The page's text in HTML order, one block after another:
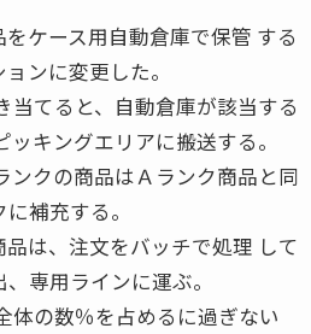
ケース用自動倉庫で保管 する
ンに変更した。
当てると、自動倉庫が該当する
キングエリアに搬送する。
ンクの商品はＡランク商品と同
補充する。
は、注文をバッチで処理 して
専用ラインに運ぶ。
体の数％を占めるに過ぎない